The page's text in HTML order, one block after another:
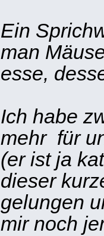
Ein
man
esse,
Ich habe
mehr für
(er ist ja
dieser
gelungen
mir noch